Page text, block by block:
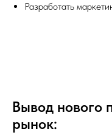
Разработать
Вывод нового
рынок: